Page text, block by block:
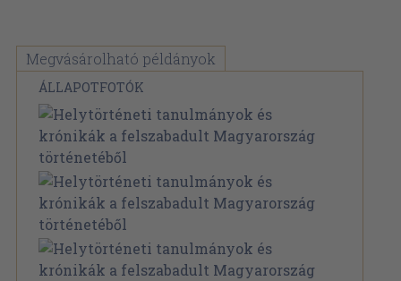
Megvásárolható példányok
ÁLLAPOTFOTÓK